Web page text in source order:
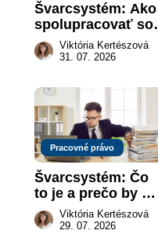
Švarcsystém: Ako
spolupracovať so
živnostníkom
legálne a bez
Viktória Kertészová
31. 07. 2026
Pracovné právo
Švarcsystém: Čo
to je a prečo by
vás to malo
zaujímať
Viktória Kertészová
29. 07. 2026